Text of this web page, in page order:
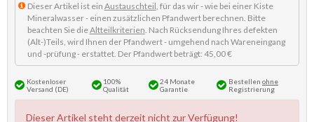
Dieser Artikel ist ein Austauschteil, für das wir - wie bei einer Kiste
Mineralwasser - einen zusätzlichen Pfandwert berechnen. Bitte
beachten Sie dieAltteilkriterien. Nach Rücksendung Ihres defekten
(Alt-)Teils, wird Ihnen der Pfandwert - umgehend nach Wareneingang
und -prüfung - erstattet. Der Pfandwert beträgt: 45,00 €
Kostenloser
Versand (DE)
100%
Qualität
24 Monate
Garantie
Bestellen ohne
Registrierung
Dieser Artikel steht derzeit nicht zur Verfügung!